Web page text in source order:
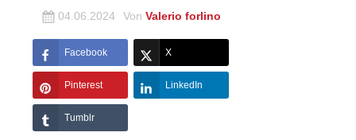
04.06.2024 Von Valerio forlino
Facebook X
Pinterest LinkedIn
Tumblr